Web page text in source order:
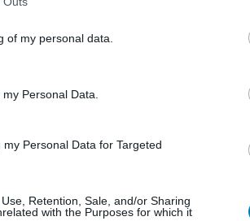
of my personal data.
Personal Data.
Personal Data for Targeted
Retention, Sale, and/or Sharing
with the Purposes for which it
Fortnite koncert,
van szó
tarthat koncertet a Fortnite
Fortnite eddigi